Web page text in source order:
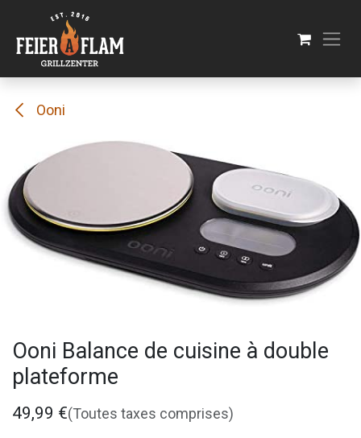
Se rendre au contenu
Ooni
Ooni Balance de cuisine à double
plateforme
49,99 €(Toutes taxes comprises)